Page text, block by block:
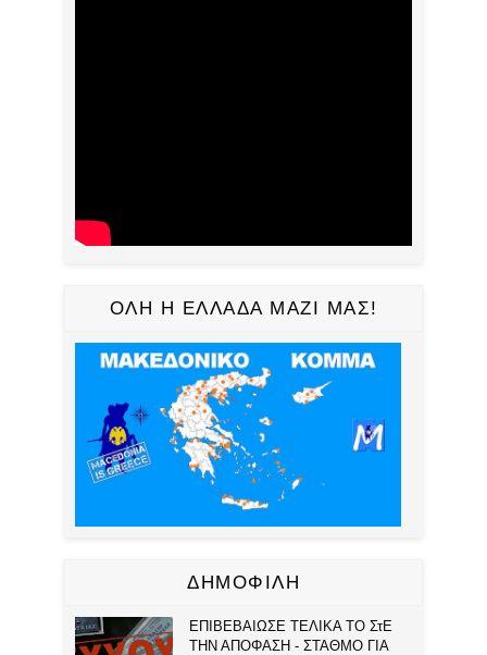
ΟΛΗ Η ΕΛΛΑΔΑ ΜΑΖΙ ΜΑΣ!
ΔΗΜΟΦΙΛΗ
ΕΠΙΒΕΒΑΙΩΣΕ ΤΕΛΙΚΑ ΤΟ ΣτΕ
ΤΗΝ ΑΠΟΦΑΣΗ - ΣΤΑΘΜΟ ΓΙΑ